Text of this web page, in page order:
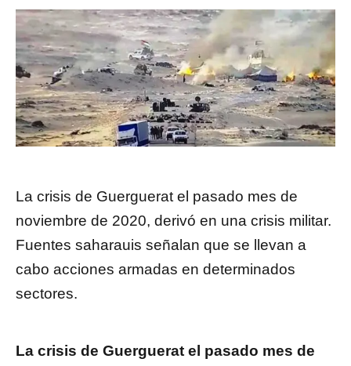
La crisis de Guerguerat el pasado mes de
noviembre de 2020, derivó en una crisis militar.
Fuentes saharauis señalan que se llevan a
cabo acciones armadas en determinados
sectores.
La crisis de Guerguerat el pasado mes de